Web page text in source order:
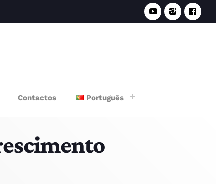
Contactos Português